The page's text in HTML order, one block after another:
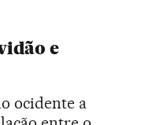
e
ocidente a